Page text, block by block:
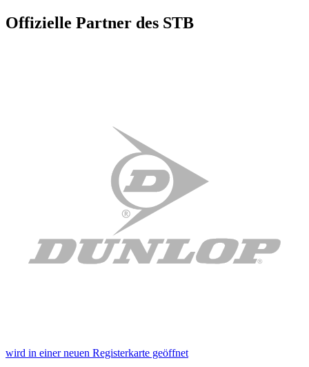
Offizielle Partner des STB
wird in einer neuen Registerkarte geöffnet